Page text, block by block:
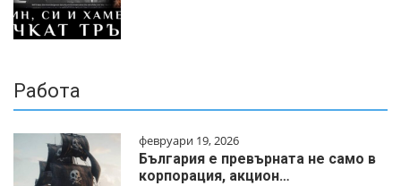
Работа
февруари 19, 2026
България е превърната не само в
корпорация, акцион…